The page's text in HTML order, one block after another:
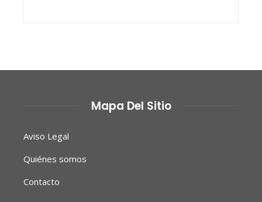
Mapa Del Sitio
Aviso Legal
Quiénes somos
Contacto